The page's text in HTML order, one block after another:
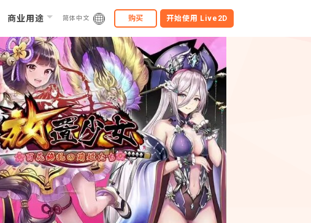
商业用途 简体中文 购买 开始使用 Live2D